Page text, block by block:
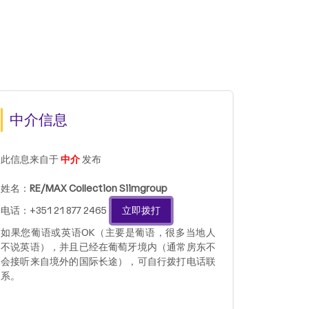
中介信息
此信息来自于中介发布
姓名： RE/MAX Collection Siimgroup
电话：+351 21 877 2465
立即拨打
如果您葡语或英语OK（主要是葡语，很多当地人
不说英语），并且已经在葡萄牙境内（通常房东不
会接听来自境外的国际长途），可自行拨打电话联
系。